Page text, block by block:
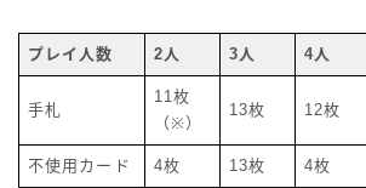
プレイ人数 2人 3人 4人
手札
11枚
（※）
13枚 12枚
不使用カード 4枚 13枚 4枚